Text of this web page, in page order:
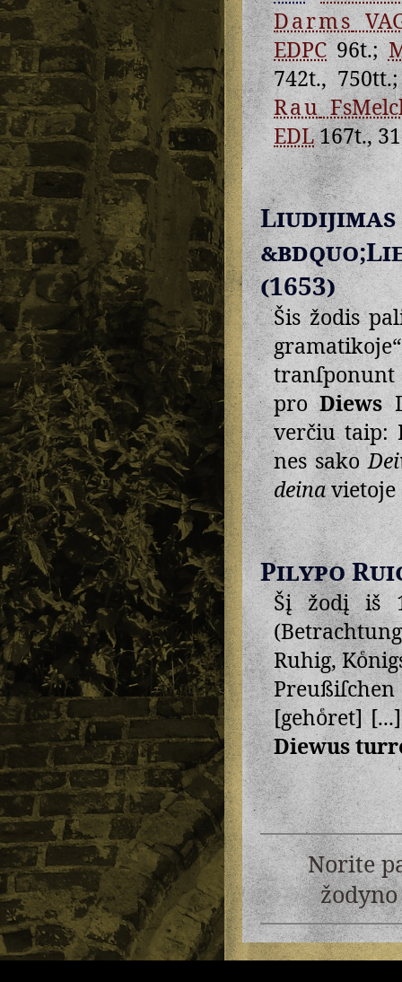
Darms
EDPC96t.;
742t.,
Rau
EDL167t.,
(1653)
Šis žodis
proDiews
verčiu taip:
nes sako
deina
Pilypo
Šį žodį iš
Ruhig,
[gehoͤret]
Diewus
Norite